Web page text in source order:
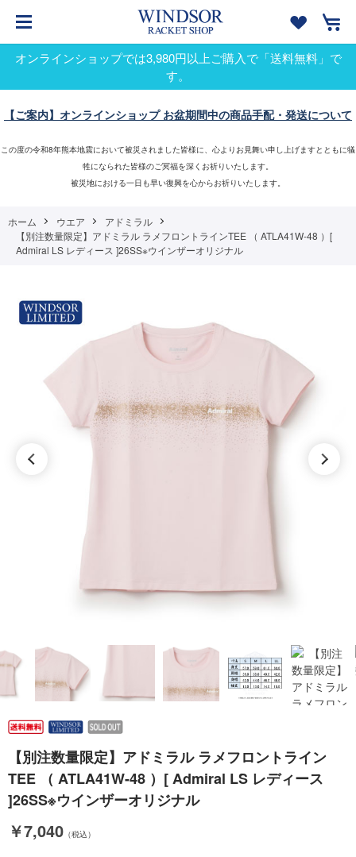
オンラインショップでは3,980円以上ご購入で「送料無料」で
す。
【ご案内】オンラインショップ お盆期間中の商品手配・発送について
この度の令和8年熊本地震において被災されました皆様に、心よりお見舞い申し上げますとともに犠
牲になられた皆様のご冥福を深くお祈りいたします。
被災地における一日も早い復興を心からお祈りいたします。
ホーム ウエア
アドミラル
【別注数量限定】アドミラル ラメフロントラインTEE （ ATLA41W-48 ）[
Admiral LS レディース ]26SS※ウインザーオリジナル
【別注数量限定】アドミラル ラメフロントライン
TEE （ ATLA41W-48 ）[ Admiral LS レディース
]26SS※ウインザーオリジナル
￥7,040 （税込）